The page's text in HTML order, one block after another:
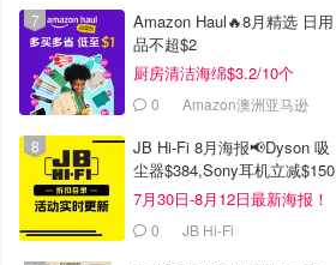
Amazon Haul🔥8月精选 日用
品不超$2
厨房清洁海绵$3.2/10个
0 Amazon澳洲亚马逊
JB Hi-Fi 8月海报📢Dyson 吸
尘器$384,Sony耳机立减$150
7月30日-8月12日最新海报！
0 JB Hi-Fi